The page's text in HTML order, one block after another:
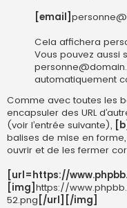
[email]
Cela affichera
Vous pouvez aussi
automatiquement
Comme avec toutes les
encapsuler des URL
(voir l’entrée suivante),
balises de mise en
ouvrir et de les fermer
[url=https://
[img] https://
52.png [/url][/img]